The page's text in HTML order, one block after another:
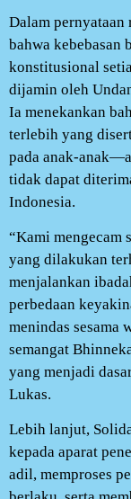
Dalam pernyataan
bahwa kebebasan
konstitusional
dijamin oleh
Ia menekankan
terlebih yang
pada anak-
tidak dapat
Indonesia.
“Kami mengecam
yang dilakukan
menjalankan
perbedaan
menindas sesama
semangat
yang menjadi
Lukas.
Lebih lanjut,
kepada aparat
adil, memproses